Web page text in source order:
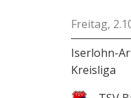
Freitag,
Iserlohn-
Kreisliga